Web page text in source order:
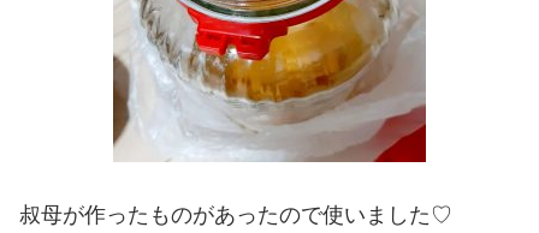
叔母が作ったものがあったので使いました♡